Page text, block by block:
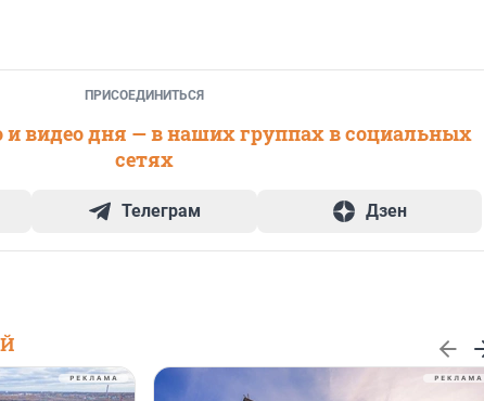
ПРИСОЕДИНИТЬСЯ
видео дня — в наших группах в социальных
сетях
Телеграм Дзен